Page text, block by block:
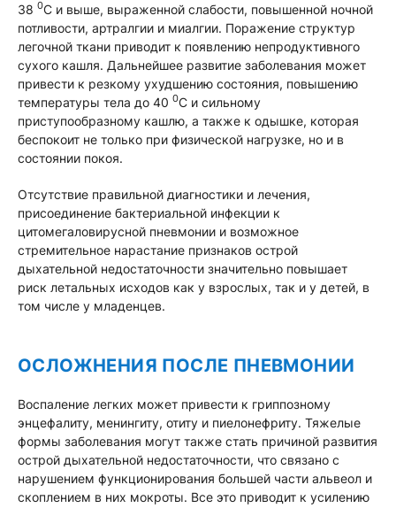
38 0С и выше, выраженной слабости, повышенной ночной
потливости, артралгии и миалгии. Поражение структур
легочной ткани приводит к появлению непродуктивного
сухого кашля. Дальнейшее развитие заболевания может
привести к резкому ухудшению состояния, повышению
температуры тела до 40 0С и сильному
приступообразному кашлю, а также к одышке, которая
беспокоит не только при физической нагрузке, но и в
состоянии покоя.
Отсутствие правильной диагностики и лечения,
присоединение бактериальной инфекции к
цитомегаловирусной пневмонии и возможное
стремительное нарастание признаков острой
дыхательной недостаточности значительно повышает
риск летальных исходов как у взрослых, так и у детей, в
том числе у младенцев.
ОСЛОЖНЕНИЯ ПОСЛЕ ПНЕВМОНИИ
Воспаление легких может привести к гриппозному
энцефалиту, менингиту, отиту и пиелонефриту. Тяжелые
формы заболевания могут также стать причиной развития
острой дыхательной недостаточности, что связано с
нарушением функционирования большей части альвеол и
скоплением в них мокроты. Все это приводит к усилению